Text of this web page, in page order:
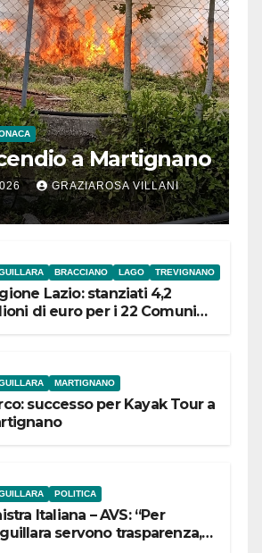
a Martignano
GRAZIAROSA VILLANI
BRACCIANO LAGO TREVIGNANO
Lazio: stanziati 4,2
di euro per i 22 Comuni
MARTIGNANO
successo per Kayak Tour a
POLITICA
Italiana – AVS: “Per
servono trasparenza,